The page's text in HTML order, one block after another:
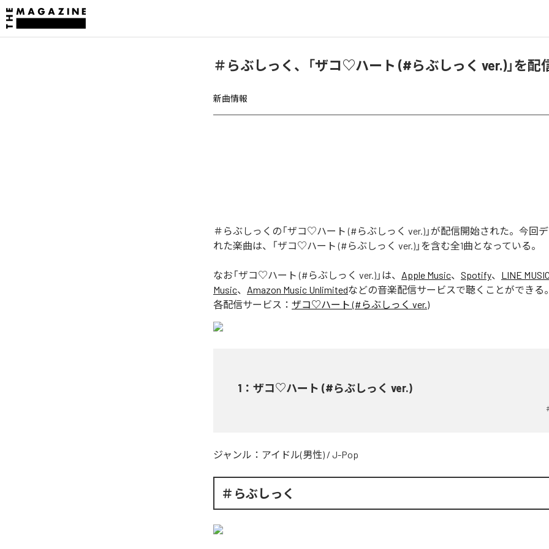
＃らぶしっく、「ザコ♡ハート (#らぶしっく ver.)」を配
新曲情報
＃らぶしっくの「ザコ♡ハート (#らぶしっく ver.)」が配信開始された。今回
れた楽曲は、「ザコ♡ハート (#らぶしっく ver.)」を含む全1曲となっている。
なお「ザコ♡ハート (#らぶしっく ver.) 」は、 Apple Music、 Spotify、 LINE MUSIC
Music、 Amazon Music Unlimitedなどの音楽配信サービスで聴くことができる。
各配信サービス： ザコ♡ハート (#らぶしっく ver.)
1 ： ザコ♡ハート (#らぶしっく ver.)
ジャンル： アイドル(男性) / J-Pop
＃らぶしっく